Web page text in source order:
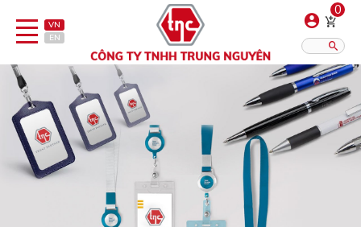
VN
EN
0
Danh sách sản phẩm
Bút
Hiển thị?: